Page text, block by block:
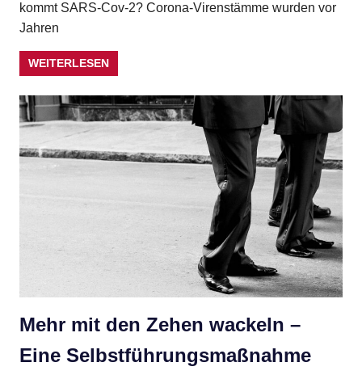
kommt SARS-Cov-2? Corona-Virenstämme wurden vor
Jahren
WEITERLESEN
Mehr mit den Zehen wackeln –
Eine Selbstführungsmaßnahme